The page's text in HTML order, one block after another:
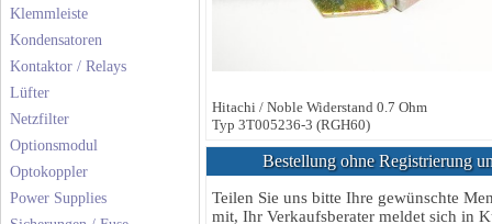
Klemmleiste
Kondensatoren
Kontaktor / Relays
Lüfter
Netzfilter
Optionsmodul
Optokoppler
Power Supplies
Hitachi / Noble Widerstand 0.7 Ohm
Typ 3T005236-3 (RGH60)
Bestellung ohne Registrierung
Teilen Sie uns bitte Ihre gewünschte
mit, Ihr Verkaufsberater meldet sich in